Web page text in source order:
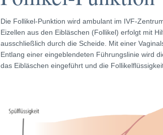
Die Follikel-Punktion wird ambulant im IVF-
Eizellen aus den Eibläschen (Follikel) erfolgt mit
ausschließlich durch die Scheide. Mit einer
Entlang einer eingeblendeten Führungslinie wird
das Eibläschen eingeführt und die